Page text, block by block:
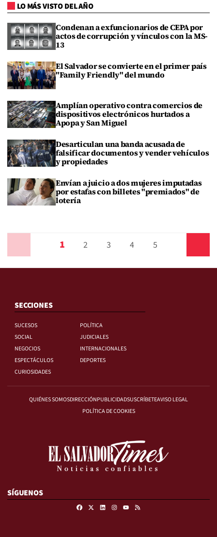
LO MÁS VISTO DEL AÑO
Condenan a exfuncionarios de CEPA por
actos de corrupción y vínculos con la MS-
13
El Salvador se convierte en el primer país
"Family Friendly" del mundo
Amplían operativo contra comercios de
dispositivos electrónicos hurtados a
Apopa y San Miguel
Desarticulan una banda acusada de
falsificar documentos y vender vehículos
y propiedades
Envían a juicio a dos mujeres imputadas
por estafas con billetes "premiados" de
lotería
1 2 3 4 5
SECCIONES
SUCESOS
POLÍTICA
SOCIAL
JUDICIALES
NEGOCIOS
INTERNACIONALES
ESPECTÁCULOS
DEPORTES
CURIOSIDADES
QUIÉNES SOMOSDIRECCIÓNPUBLICIDADSUSCRÍBETEAVISO LEGAL
POLÍTICA DE COOKIES
SÍGUENOS
FacebookLinkedinInstagramRSS